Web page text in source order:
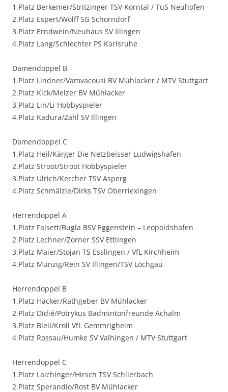
1.Platz Berkemer/Stritzinger TSV Korntal / TuS Neuhofen
2.Platz Espert/Wolff SG Schorndorf
3.Platz Erndwein/Neuhaus SV Illingen
4.Platz Lang/Schlechter PS Karlsruhe
Damendoppel B
1.Platz Lindner/Vamvacousi BV Mühlacker / MTV Stuttgart
2.Platz Kick/Melzer BV Mühlacker
3.Platz Lin/Li Hobbyspieler
4.Platz Kadura/Zahl SV Illingen
Damendoppel C
1.Platz Heil/Kärger Die Netzbeisser Ludwigshafen
2.Platz Stroot/Stroot Hobbyspieler
3.Platz Ulrich/Kercher TSV Asperg
4.Platz Schmälzle/Dirks TSV Oberriexingen
Herrendoppel A
1.Platz Falsett/Bugla BSV Eggenstein – Leopoldshafen
2.Platz Lechner/Zorner SSV Ettlingen
3.Platz Maier/Stojan TS Esslingen / VfL Kirchheim
4.Platz Munzig/Rein SV Illingen/TSV Löchgau
Herrendoppel B
1.Platz Häcker/Rathgeber BV Mühlacker
2.Platz Didié/Potrykus Badmintonfreunde Achalm
3.Platz Bleil/Kroll VfL Gemmrigheim
4.Platz Rossau/Humke SV Vaihingen / MTV Stuttgart
Herrendoppel C
1.Platz Laichinger/Hirsch TSV Schlierbach
2.Platz Sperandio/Rost BV Mühlacker